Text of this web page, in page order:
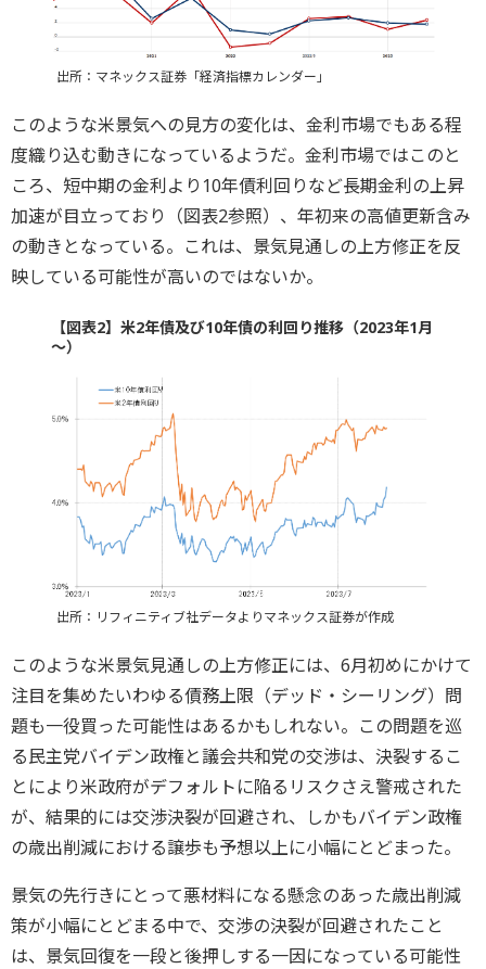
出所：マネックス証券「経済指標カレンダー」
このような米景気への見方の変化は、金利市場でもある程
度織り込む動きになっているようだ。金利市場ではこのと
ころ、短中期の金利より10年債利回りなど長期金利の上昇
加速が目立っており（図表2参照）、年初来の高値更新含み
の動きとなっている。これは、景気見通しの上方修正を反
映している可能性が高いのではないか。
【図表2】米2年債及び10年債の利回り推移（2023年1月
～）
出所：リフィニティブ社データよりマネックス証券が作成
このような米景気見通しの上方修正には、6月初めにかけて
注目を集めたいわゆる債務上限（デッド・シーリング）問
題も一役買った可能性はあるかもしれない。この問題を巡
る民主党バイデン政権と議会共和党の交渉は、決裂するこ
とにより米政府がデフォルトに陥るリスクさえ警戒された
が、結果的には交渉決裂が回避され、しかもバイデン政権
の歳出削減における譲歩も予想以上に小幅にとどまった。
景気の先行きにとって悪材料になる懸念のあった歳出削減
策が小幅にとどまる中で、交渉の決裂が回避されたこと
は、景気回復を一段と後押しする一因になっている可能性